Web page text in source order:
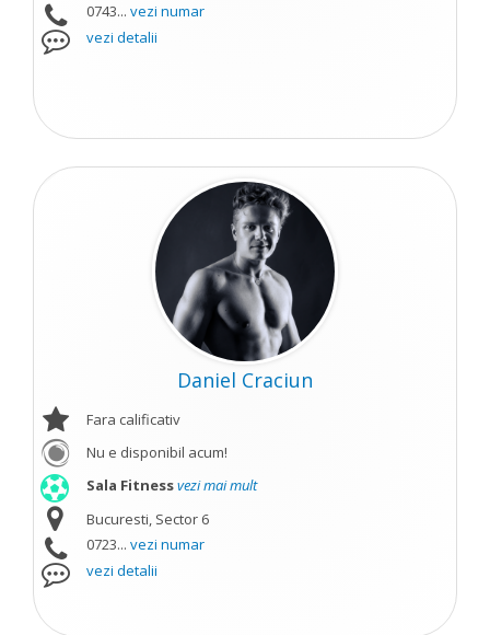
0743... vezi numar
vezi detalii
Daniel Craciun
Fara calificativ
Nu e disponibil acum!
Sala Fitnessvezi mai mult
Bucuresti, Sector 6
0723... vezi numar
vezi detalii